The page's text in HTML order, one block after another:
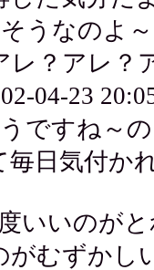
うなのよ～
レ？アレ？
04-23
ですね～の
日気付か
いいのがと
むずかし